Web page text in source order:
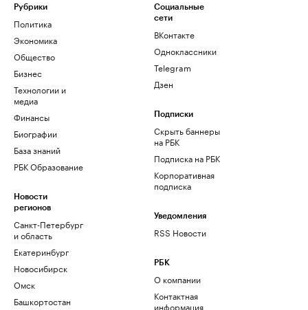
Рубрики
Политика
Экономика
Общество
Бизнес
Технологии и
медиа
Финансы
Биографии
База знаний
РБК Образование
Новости
регионов
Санкт-Петербург
и область
Екатеринбург
Новосибирск
Омск
Башкортостан
Социальные
сети
ВКонтакте
Одноклассники
Telegram
Дзен
Подписки
Скрыть баннеры
на РБК
Подписка на РБК
Корпоративная
подписка
Уведомления
RSS Новости
РБК
О компании
Контактная
информация